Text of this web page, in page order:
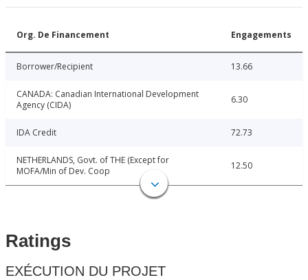
Org. De Financement Engagements
Borrower/Recipient 13.66
CANADA: Canadian International Development
Agency (CIDA)
6.30
IDA Credit 72.73
NETHERLANDS, Govt. of THE (Except for
MOFA/Min of Dev. Coop
12.50
Ratings
EXÉCUTION DU PROJET